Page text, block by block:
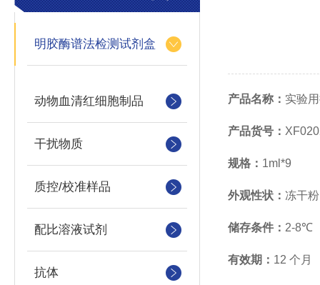
明胶酶谱法检测试剂盒
动物血清红细胞制品
干扰物质
质控/校准样品
配比溶液试剂
抗体
产品名称： 实验
产品货号：
规格： 1ml*9
外观性状： 冻干粉
储存条件： 2-8℃
有效期： 12 个月